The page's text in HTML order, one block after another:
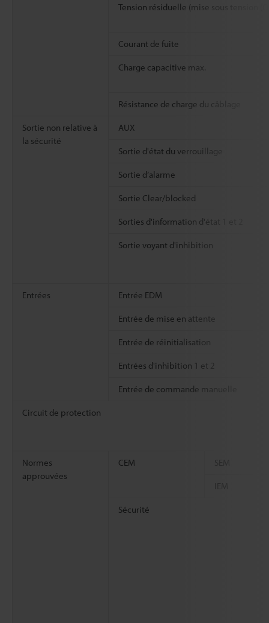
Tension résiduelle (mise sous tension
Courant de fuite
Charge capacitive max.
Résistance de charge du câblage
Sortie non relative à
la sécurité
AUX
Sortie d'état du verrouillage
Sortie d’alarme
Sortie Clear/blocked
Sorties d'information d'état 1 et 2
Sortie voyant d'inhibition
Entrées Entrée EDM
Entrée de mise en attente
Entrée de réinitialisation
Entrées d'inhibition 1 et 2
Entrée de commande manuelle
Circuit de protection
Normes
approuvées
CEM
Sécurité